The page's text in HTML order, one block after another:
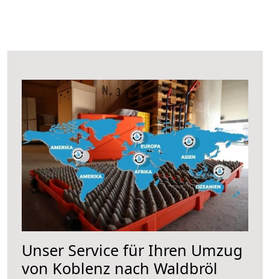
Unser Service für Ihren Umzug
von Koblenz nach Waldbröl